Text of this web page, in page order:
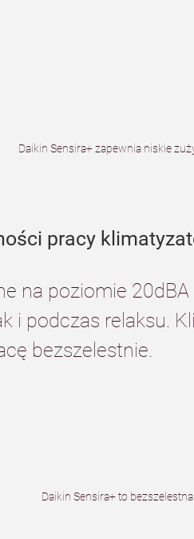
Daikin Sensira+ zapewnia niskie
pracy
na poziomie
i podczas relaksu.
bezszelestnie.
Daikin Sensira+ to